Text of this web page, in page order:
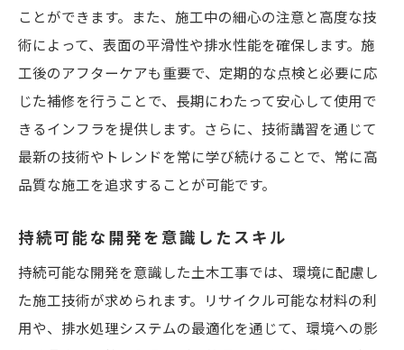
ことができます。また、施工中の細心の注意と高度な技
術によって、表面の平滑性や排水性能を確保します。施
工後のアフターケアも重要で、定期的な点検と必要に応
じた補修を行うことで、長期にわたって安心して使用で
きるインフラを提供します。さらに、技術講習を通じて
最新の技術やトレンドを常に学び続けることで、常に高
品質な施工を追求することが可能です。
持続可能な開発を意識したスキル
持続可能な開発を意識した土木工事では、環境に配慮し
た施工技術が求められます。リサイクル可能な材料の利
用や、排水処理システムの最適化を通じて、環境への影